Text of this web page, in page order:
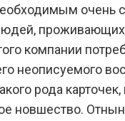
очень
компании
неописуемого
рода
новшество.